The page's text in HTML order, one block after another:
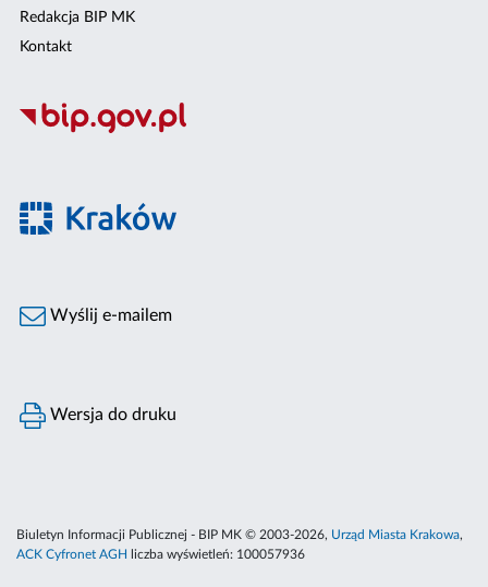
Redakcja BIP MK
Kontakt
Wyślij e-mailem
Wersja do druku
Biuletyn Informacji Publicznej - BIP MK © 2003-2026, Urząd Miasta Krakowa,
ACK Cyfronet AGH
liczba wyświetleń: 100057936